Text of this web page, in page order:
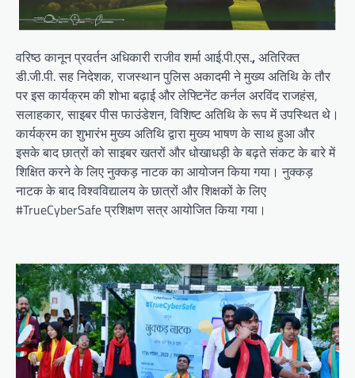
वरिष्ठ कानून प्रवर्तन अधिकारी राजीव शर्मा आई.पी.एस.,अतिरिक्त
डी.जी.पी. सह निदेशक, राजस्थान पुलिस अकादमी ने मुख्य अतिथि के तौर
पर इस कार्यक्रम की शोभा बढ़ाई और लेफ्टिनेंट कर्नल अरविंद राजहंस,
सलाहकार, साइबर पीस फाउंडेशन, विशिष्ट अतिथि के रूप में उपस्थित थे।
कार्यक्रम का शुभारंभ मुख्य अतिथि द्वारा मुख्य भाषण के साथ हुआ और
इसके बाद छात्रों को साइबर खतरों और धोखाधड़ी के बढ़ते संकट के बारे में
शिक्षित करने के लिए नुक्कड़ नाटक का आयोजन किया गया। नुक्कड़
नाटक के बाद विश्वविद्यालय के छात्रों और शिक्षकों के लिए
#TrueCyberSafe प्रशिक्षण सत्र आयोजित किया गया।